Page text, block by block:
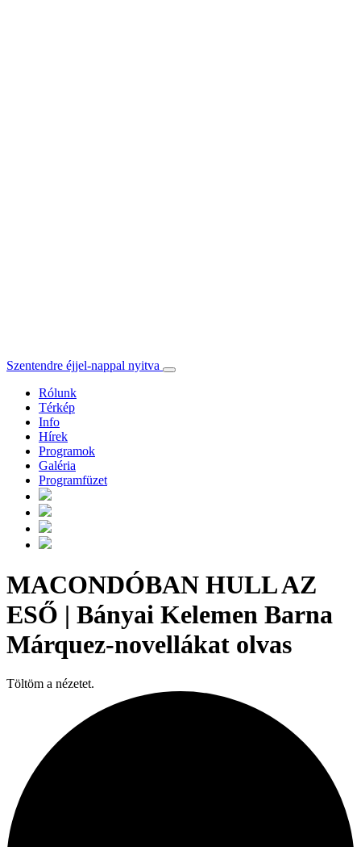
Szentendre éjjel-nappal nyitva
Rólunk
Térkép
Info
Hírek
Programok
Galéria
Programfüzet
MACONDÓBAN HULL AZ
ESŐ | Bányai Kelemen Barna
Márquez-novellákat olvas
Töltöm a nézetet.